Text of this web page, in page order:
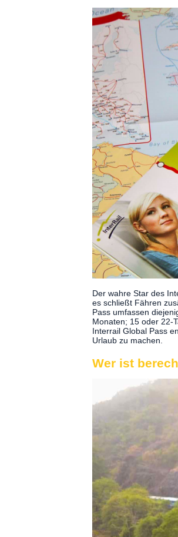
Der wahre Star des
es schließt Fähren
Pass umfassen
Monaten; 15 oder 22-
Interrail Global Pass
Urlaub zu machen.
Wer ist